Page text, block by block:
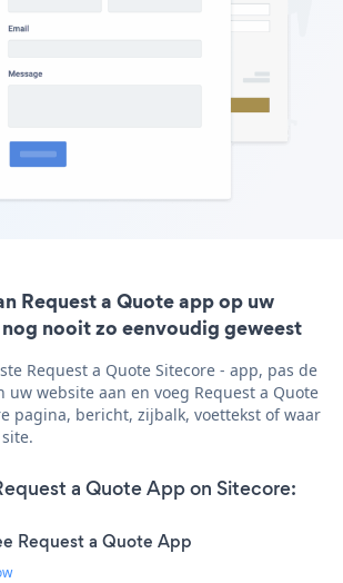
Request a Quote app op uw
nooit zo eenvoudig geweest
Request a Quote Sitecore - app, pas de
uw website aan en voeg Request a Quote
pagina, bericht, zijbalk, voettekst of waar
a Quote App on Sitecore:
Request a Quote App